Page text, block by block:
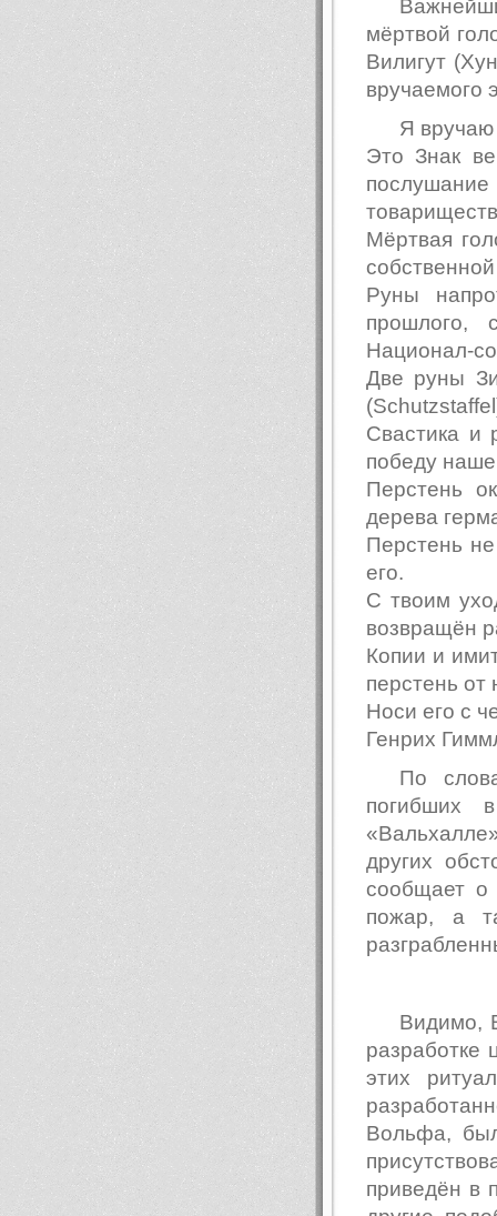
мёртвой
Вилигут
вручаемого
Я вручаю
Это Знак
Мёртвая
Руны
прошлого,
Национал-
Две руны
Свастика и
победу
Перстень
дерева
Перстень
его.
С твоим
возвращён
Копии и
перстень от
Носи его с
Генрих
По
погибших
других
сообщает о
пожар, а
Видимо,
разработке
этих
Вольфа,
приведён в